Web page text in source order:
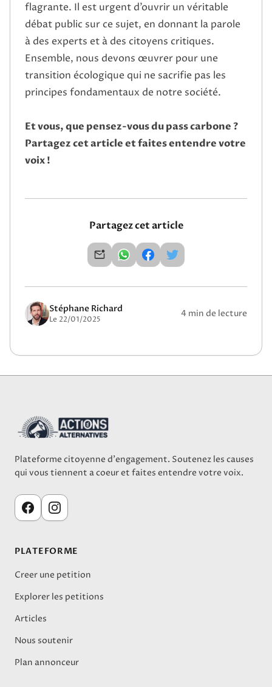
flagrante. Il est urgent d’ouvrir un véritable
débat public sur ce sujet, en donnant la parole
à des experts et à des citoyens critiques.
Ensemble, nous devons œuvrer pour une
transition écologique qui ne sacrifie pas les
principes fondamentaux de notre société.
Et vous, que pensez-vous du pass carbone ?
Partagez cet article et faites entendre votre
voix !
Partagez cet article
Stéphane Richard
Le 22/01/2025
4 min de lecture
Plateforme citoyenne d'engagement. Soutenez les causes
qui vous tiennent a coeur et faites entendre votre voix.
PLATEFORME
Creer une petition
Explorer les petitions
Articles
Nous soutenir
Plan annonceur